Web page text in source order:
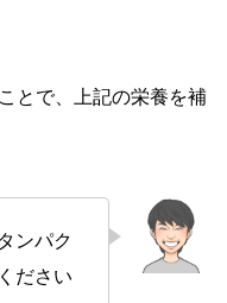
とで、上記の栄養を補
ンパク
ださい